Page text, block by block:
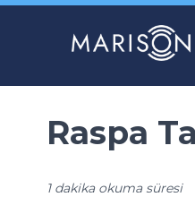
Raspa
1 dakika okuma süresi